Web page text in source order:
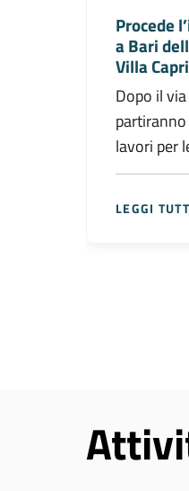
Procede
a Bari
Villa
Dopo il
lavori per
LEGGI